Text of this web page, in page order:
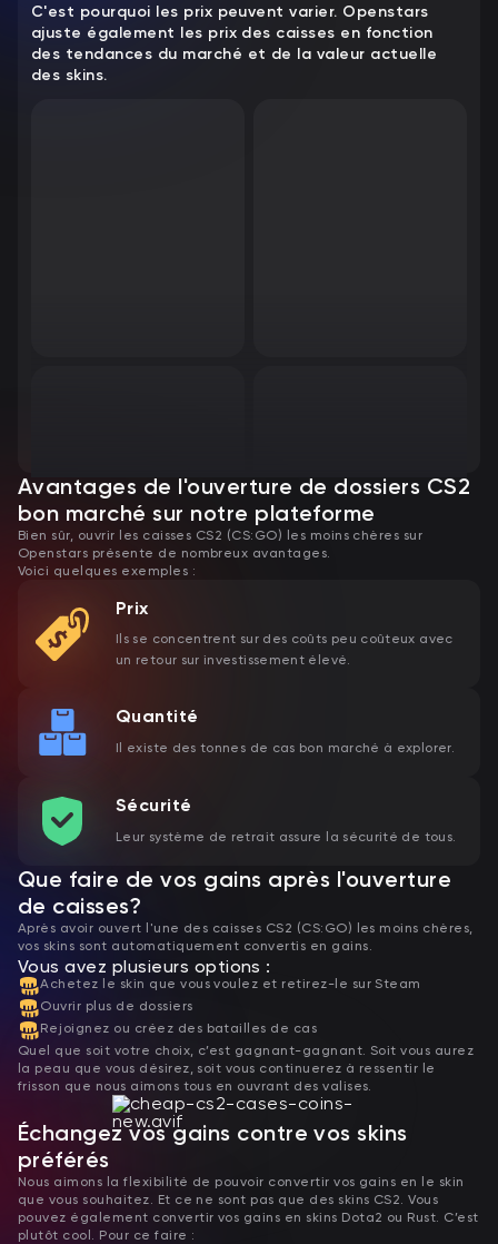
C'est pourquoi les prix peuvent varier. Openstars
ajuste également les prix des caisses en fonction
des tendances du marché et de la valeur actuelle
des skins.
Avantages de l'ouverture de dossiers CS2
bon marché sur notre plateforme
Bien sûr, ouvrir les caisses CS2 (CS:GO) les moins chères sur
Openstars présente de nombreux avantages.
Voici quelques exemples :
Prix
Ils se concentrent sur des coûts peu coûteux avec
un retour sur investissement élevé.
Quantité
Il existe des tonnes de cas bon marché à explorer.
Sécurité
Leur système de retrait assure la sécurité de tous.
Que faire de vos gains après l'ouverture
de caisses?
Après avoir ouvert l'une des caisses CS2 (CS:GO) les moins chères,
vos skins sont automatiquement convertis en gains.
Vous avez plusieurs options :
Achetez le skin que vous voulez et retirez-le sur Steam
Ouvrir plus de dossiers
Rejoignez ou créez des batailles de cas
Quel que soit votre choix, c’est gagnant-gagnant. Soit vous aurez
la peau que vous désirez, soit vous continuerez à ressentir le
frisson que nous aimons tous en ouvrant des valises.
Échangez vos gains contre vos skins
préférés
Nous aimons la flexibilité de pouvoir convertir vos gains en le skin
que vous souhaitez. Et ce ne sont pas que des skins CS2. Vous
pouvez également convertir vos gains en skins Dota2 ou Rust. C’est
plutôt cool. Pour ce faire :